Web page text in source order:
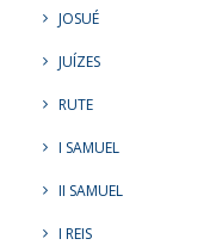
JOSUÉ
JUÍZES
RUTE
I SAMUEL
II SAMUEL
I REIS